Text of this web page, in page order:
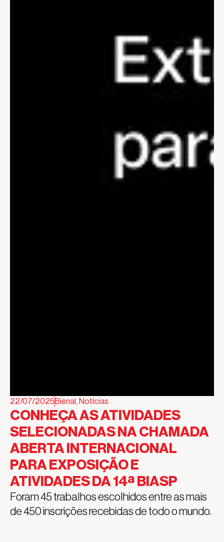
22/07/2025Bienal, Notícias
CONHEÇA AS ATIVIDADES
SELECIONADAS NA CHAMADA
ABERTA INTERNACIONAL
PARA EXPOSIÇÃO E
ATIVIDADES DA 14ª BIASP
Foram 45 trabalhos escolhidos entre as mais
de 450 inscrições recebidas de todo o mundo.